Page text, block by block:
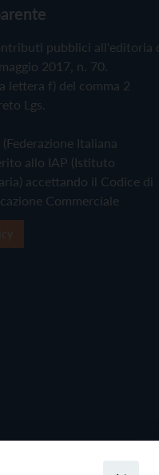
pubblici all'editoria
2017, n. 70.
lettera f) del comma 2
Lgs.
Italiana
allo IAP (Istituto
accettando il Codice di
Commerciale